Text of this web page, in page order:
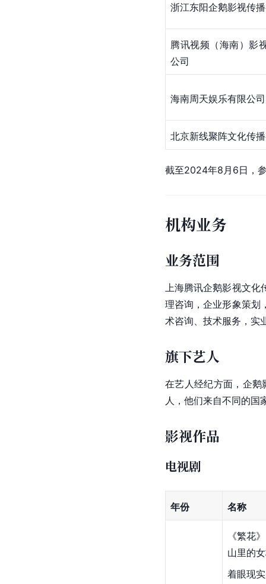
浙江东阳企鹅影视传
腾讯视频（海南）影
公司
海南周天娱乐有限公司
北京新线聚阵文化传
截至2024年8月6日，
机构业务
业务范围
上海腾讯企鹅影视文化
理咨询，企业形象策划
术咨询、技术服务，实
旗下艺人
在艺人经纪方面，企
人，他们来自不同的国
影视作品
电视剧
年份 名称
《繁花
山里的
着眼现